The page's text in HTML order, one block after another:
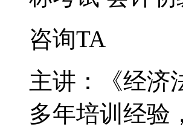
咨询TA
主讲：《经济
多年培训经验